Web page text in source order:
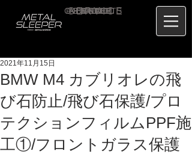
HOME
CONCEPT
SERVICE
ABOUT US
BLOG
PRICE
CONTACT
RECRUIT
BMW M4 カブリオレの飛
び石防止/飛び石保護/プロ
テクションフィルムPPF施
工①/フロントガラス保護
2021年11月15日